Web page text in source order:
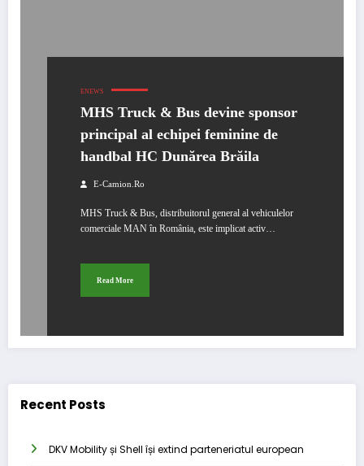
ENEWS
MHS Truck & Bus devine sponsor
principal al echipei feminine de
handbal HC Dunărea Brăila
E-Camion.ro
MHS Truck & Bus, distribuitorul general al vehiculelor
comerciale MAN în România, este implicat activ…
Read More
Recent Posts
DKV Mobility și Shell își extind parteneriatul european